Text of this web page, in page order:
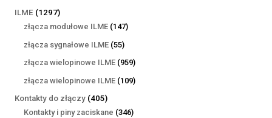
ILME 12971297
produktów
złącza modułowe ILME 147147
złącza sygnałowe ILME 5555
produktów
złącza wielopinowe ILME 959959
produktów
złącza wielopinowe ILME 109109
Kontakty do złączy 405405
produktów
Kontakty i piny zaciskane 346346